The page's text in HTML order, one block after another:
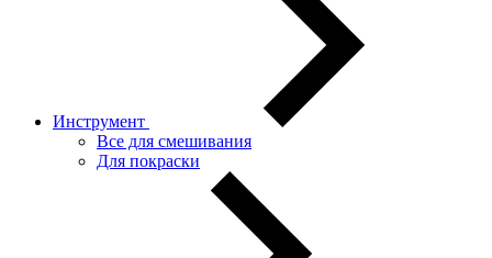
Инструмент
Все для смешивания
Для покраски